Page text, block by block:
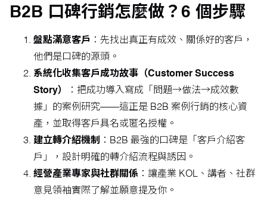
B2B 口碑行銷怎麼做？6 個步驟
盤點滿意客戶 ：先找出真正有成效、關係好的客戶，
他們是口碑的源頭。
系統化收集客戶成功故事（Customer Success
Story）
：把成功導入寫成「問題→做法→成效數
據」的案例研究——這正是 B2B 案例行銷的核心資
產，並取得客戶具名或匿名授權。
建立轉介紹機制 ：B2B 最強的口碑是「客戶介紹客
戶」，設計明確的轉介紹流程與誘因。
經營產業專家與社群關係 ：讓產業 KOL、講者、社群
意見領袖實際了解並願意提及你。